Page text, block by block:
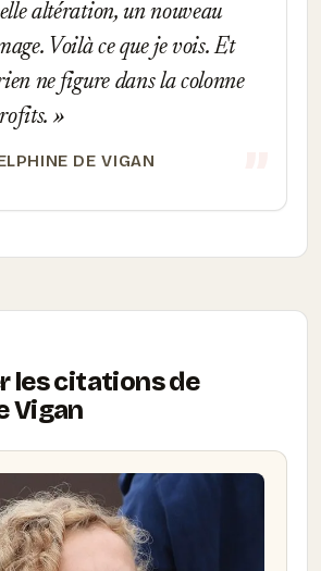
altération, un nouveau
Voilà ce que je vois. Et
ne figure dans la colonne
DE VIGAN
les citations de
Vigan